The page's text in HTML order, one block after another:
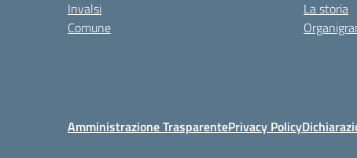
Invalsi
Comune
La storia
Amministrazione TrasparentePrivacy Policy